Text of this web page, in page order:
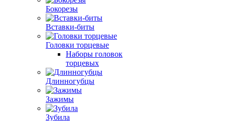
Бокорезы
Вставки-биты
Головки торцевые
Наборы головок
торцевых
Длинногубцы
Зажимы
Зубила